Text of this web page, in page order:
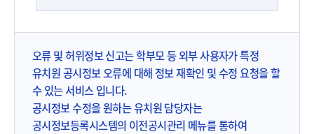
오류 및 허위정보 신고는 학부모 등 외부 사용자가 특정
유치원 공시정보 오류에 대해 정보 재확인 및 수정 요청을 할
수 있는 서비스 입니다.
공시정보 수정을 원하는 유치원 담당자는
공시정보등록시스템의 이전공시관리 메뉴를 통하여